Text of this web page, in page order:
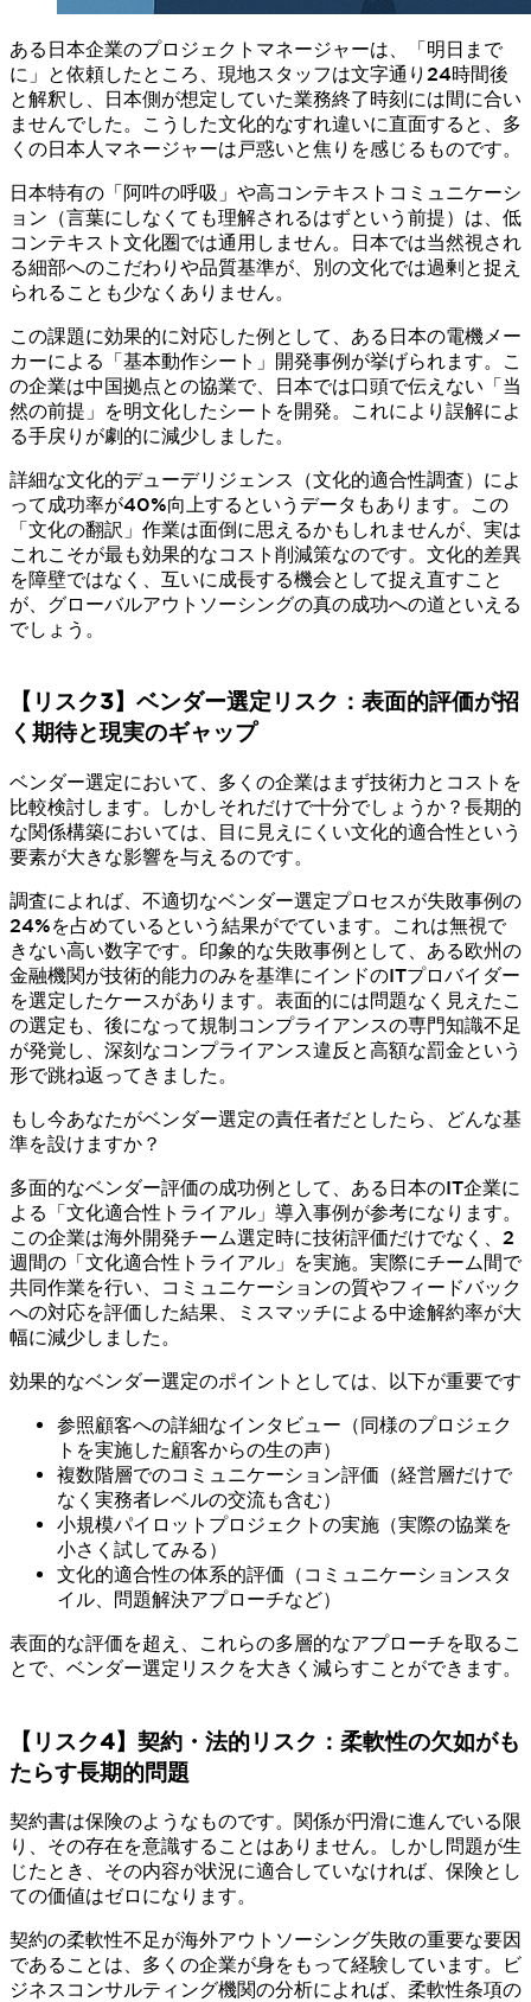
ある日本企業のプロジェクトマネージャーは、「明日まで
に」と依頼したところ、現地スタッフは文字通り24時間後
と解釈し、日本側が想定していた業務終了時刻には間に合い
ませんでした。こうした文化的なすれ違いに直面すると、多
くの日本人マネージャーは戸惑いと焦りを感じるものです。
日本特有の「阿吽の呼吸」や高コンテキストコミュニケーシ
ョン（言葉にしなくても理解されるはずという前提）は、低
コンテキスト文化圏では通用しません。日本では当然視され
る細部へのこだわりや品質基準が、別の文化では過剰と捉え
られることも少なくありません。
この課題に効果的に対応した例として、ある日本の電機メー
カーによる「基本動作シート」開発事例が挙げられます。こ
の企業は中国拠点との協業で、日本では口頭で伝えない「当
然の前提」を明文化したシートを開発。これにより誤解によ
る手戻りが劇的に減少しました。
詳細な文化的デューデリジェンス（文化的適合性調査）によ
って成功率が40%向上するというデータもあります。この
「文化の翻訳」作業は面倒に思えるかもしれませんが、実は
これこそが最も効果的なコスト削減策なのです。文化的差異
を障壁ではなく、互いに成長する機会として捉え直すこと
が、グローバルアウトソーシングの真の成功への道といえる
でしょう。
【リスク3】ベンダー選定リスク：表面的評価が招
く期待と現実のギャップ
ベンダー選定において、多くの企業はまず技術力とコストを
比較検討します。しかしそれだけで十分でしょうか？長期的
な関係構築においては、目に見えにくい文化的適合性という
要素が大きな影響を与えるのです。
調査によれば、不適切なベンダー選定プロセスが失敗事例の
24%を占めているという結果がでています。これは無視で
きない高い数字です。印象的な失敗事例として、ある欧州の
金融機関が技術的能力のみを基準にインドのITプロバイダー
を選定したケースがあります。表面的には問題なく見えたこ
の選定も、後になって規制コンプライアンスの専門知識不足
が発覚し、深刻なコンプライアンス違反と高額な罰金という
形で跳ね返ってきました。
もし今あなたがベンダー選定の責任者だとしたら、どんな基
準を設けますか？
多面的なベンダー評価の成功例として、ある日本のIT企業に
よる「文化適合性トライアル」導入事例が参考になります。
この企業は海外開発チーム選定時に技術評価だけでなく、2
週間の「文化適合性トライアル」を実施。実際にチーム間で
共同作業を行い、コミュニケーションの質やフィードバック
への対応を評価した結果、ミスマッチによる中途解約率が大
幅に減少しました。
効果的なベンダー選定のポイントとしては、以下が重要です
参照顧客への詳細なインタビュー（同様のプロジェク
トを実施した顧客からの生の声）
複数階層でのコミュニケーション評価（経営層だけで
なく実務者レベルの交流も含む）
小規模パイロットプロジェクトの実施（実際の協業を
小さく試してみる）
文化的適合性の体系的評価（コミュニケーションスタ
イル、問題解決アプローチなど）
表面的な評価を超え、これらの多層的なアプローチを取るこ
とで、ベンダー選定リスクを大きく減らすことができます。
【リスク4】契約・法的リスク：柔軟性の欠如がも
たらす長期的問題
契約書は保険のようなものです。関係が円滑に進んでいる限
り、その存在を意識することはありません。しかし問題が生
じたとき、その内容が状況に適合していなければ、保険とし
ての価値はゼロになります。
契約の柔軟性不足が海外アウトソーシング失敗の重要な要因
であることは、多くの企業が身をもって経験しています。ビ
ジネスコンサルティング機関の分析によれば、柔軟性条項の